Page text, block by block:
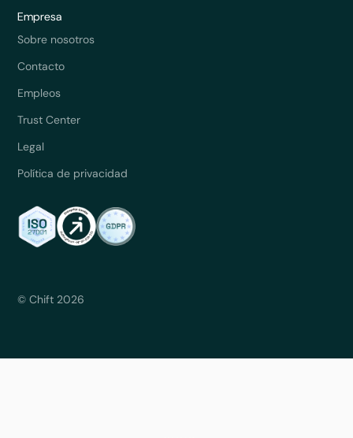
Empresa
Sobre nosotros
Contacto
Empleos
Trust Center
Legal
Política de privacidad
© Chift 2026